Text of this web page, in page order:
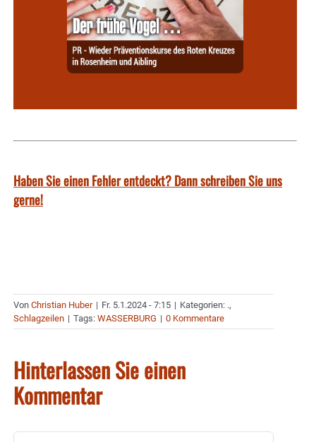
Haben Sie einen Fehler entdeckt? Dann schreiben Sie uns
gerne!
Von Christian Huber | Fr. 5.1.2024 - 7:15 | Kategorien: .,
Schlagzeilen | Tags: WASSERBURG | 0 Kommentare
Hinterlassen Sie einen
Kommentar